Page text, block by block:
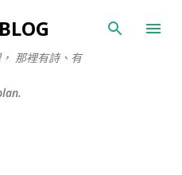
內容
那裡有詩、有